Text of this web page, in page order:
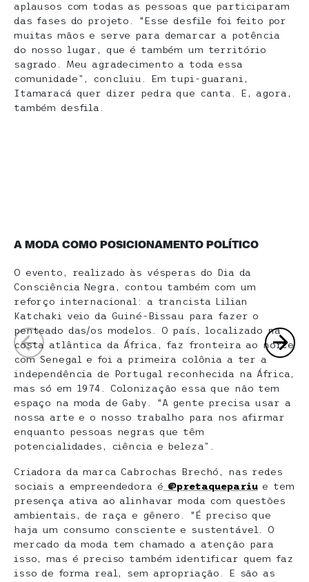
aplausos com todas as pessoas que participaram
das fases do projeto. “Esse desfile foi feito por
muitas mãos e serve para demarcar a potência
do nosso lugar, que é também um território
sagrado. Meu agradecimento a toda essa
comunidade”, concluiu. Em tupi-guarani,
Itamaracá quer dizer pedra que canta. E, agora,
também desfila.
A MODA COMO POSICIONAMENTO POLÍTICO
O evento, realizado às vésperas do Dia da
Consciência Negra, contou também com um
reforço internacional: a trancista Lilian
Katchaki veio da Guiné-Bissau para fazer o
penteado das/os modelos. O país, localizado na
costa atlântica da África, faz fronteira ao norte
com Senegal e foi a primeira colônia a ter a
independência de Portugal reconhecida na África,
mas só em 1974. Colonização essa que não tem
espaço na moda de Gaby. “A gente precisa usar a
nossa arte e o nosso trabalho para nos afirmar
enquanto pessoas negras que têm
potencialidades, ciência e beleza”.
Criadora da marca Cabrochas Brechó, nas redes
sociais a empreendedora é @pretaquepariue tem
presença ativa ao alinhavar moda com questões
ambientais, de raça e gênero. “É preciso que
haja um consumo consciente e sustentável. O
mercado da moda tem chamado a atenção para
isso, mas é preciso também identificar quem faz
isso de forma real, sem apropriação. E são as